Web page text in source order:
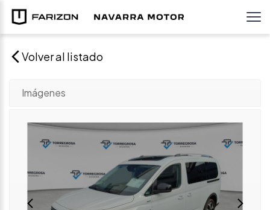
Volver al listado
Imágenes